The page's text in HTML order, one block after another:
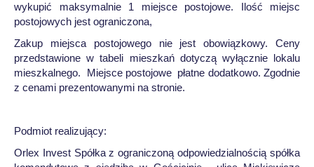
wykupić maksymalnie 1 miejsce postojowe. Ilość miejsc
postojowych jest ograniczona,
Zakup miejsca postojowego nie jest obowiązkowy. Ceny
przedstawione w tabeli mieszkań dotyczą wyłącznie lokalu
mieszkalnego. Miejsce postojowe płatne dodatkowo. Zgodnie
z cenami prezentowanymi na stronie.
Podmiot realizujący:
Orlex Invest Spółka z ograniczoną odpowiedzialnością spółka